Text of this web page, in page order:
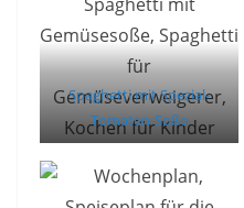
Spaghetti mit Spezial-
Tomaten-Soße